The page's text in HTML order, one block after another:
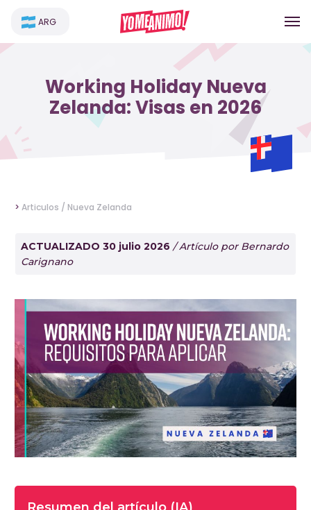
ARG
Working Holiday Nueva
Zelanda: Visas en 2026
> Articulos / Nueva Zelanda
ACTUALIZADO 30 julio 2026 / Artículo por Bernardo
Carignano